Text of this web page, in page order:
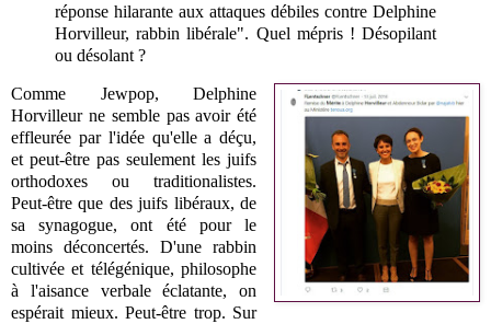
réponse hilarante aux attaques débiles contre Delphine
Horvilleur, rabbin libérale". Quel mépris ! Désopilant
ou désolant ?
Comme Jewpop, Delphine
Horvilleur ne semble pas avoir été
effleurée par l'idée qu'elle a déçu,
et peut-être pas seulement les juifs
orthodoxes ou traditionalistes.
Peut-être que des juifs libéraux, de
sa synagogue, ont été pour le
moins déconcertés. D'une rabbin
cultivée et télégénique, philosophe
à l'aisance verbale éclatante, on
espérait mieux. Peut-être trop. Sur